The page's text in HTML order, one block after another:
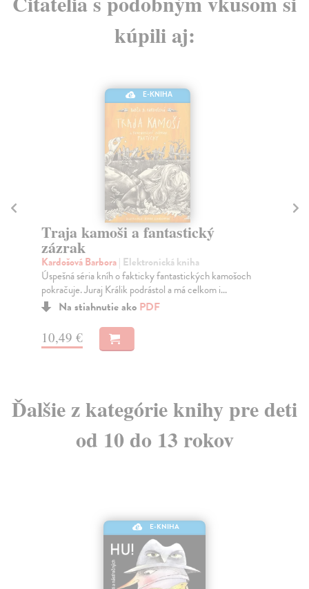
kúpili aj:
E-KNIHA
Traja kamoši a fantastický
zázrak
Kardošová Barbora| Elektronická kniha
Úspešná séria kníh o fakticky fantastických kamošoch
pokračuje. Juraj Králik podrástol a má celkom i...
Na stiahnutie ako PDF
10,49 €
Ďalšie z kategórie knihy pre deti
od 10 do 13 rokov
E-KNIHA